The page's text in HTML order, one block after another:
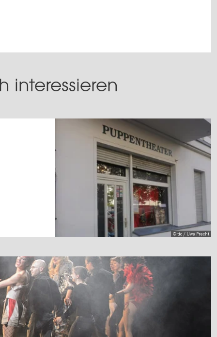
interessieren
© tic / Uwe Precht